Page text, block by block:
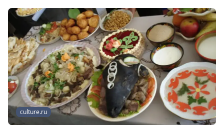
culture.ru